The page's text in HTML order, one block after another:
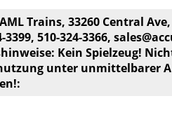
Trains, 33260 Central
3399, 510-324-3366,
Kein Spielzeug!
unter unmittelbarer